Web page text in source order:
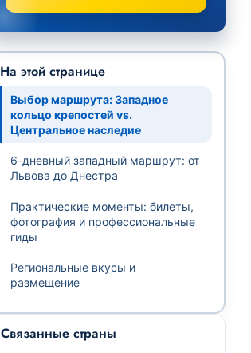
На этой странице
Выбор маршрута: Западное
кольцо крепостей vs.
Центральное наследие
6-дневный западный маршрут: от
Львова до Днестра
Практические моменты: билеты,
фотография и профессиональные
гиды
Региональные вкусы и
размещение
Связанные страны